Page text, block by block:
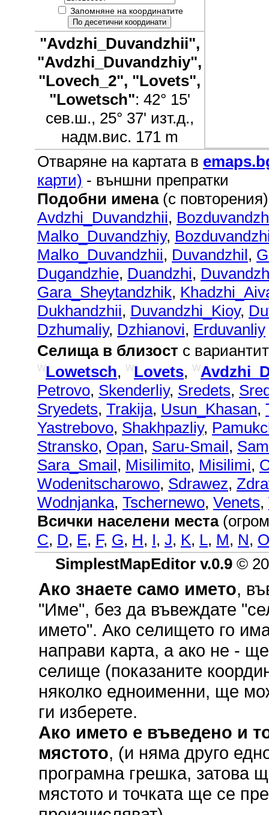
Запомняне на координатите
"Avdzhi_Duvandzhii",
"Avdzhi_Duvandzhiy",
"Lovech_2", "Lovets",
"Lowetsch": 42° 15'
сев.ш., 25° 37' изт.д.,
надм.вис. 171 m
Отваряне на картата в
карти) - външни препратки
Подобни имена(с
Avdzhi_Duvandzhii,
Malko_Duvandzhiy,
Malko_Duvandzhii, Duvandzhil,
Dugandzhie, Duandzhi,
Gara_Sheytandzhik,
Dukhandzhii, Duvandzhi_Kioy,
Dzhumaliy, Dzhianovi, Erduvanliy
Селища в близост с
wLowetsch, wLovets, w
Petrovo, Skenderliy, Sredets,
Sryedets, Trakija, Usun_Khasan,
Yastrebovo, Shakhpazliy,
Stransko, Opan, Saru-Smail,
Sara_Smail, Misilimito, Misilimi,
Wodenitscharowo, Sdrawez,
Wodnjanka, Tschernewo, Venets,
Всички населени места
C, D, E, F, G, H, I, J, K, L, M, N, O
SimplestMapEditor v.0.9 ©
Ако знаете само името,
"Име", без да въвеждате
името". Ако селището го
направи карта, а ако не -
селище (показаните
няколко едноименни, ще
ги изберете.
Ако името е въведено и
мястото, (и няма друго
програмна грешка, затова
мястото и точката ще се